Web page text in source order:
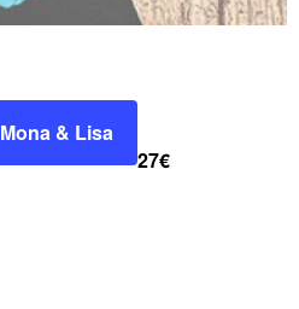
Mona & Lisa
27€